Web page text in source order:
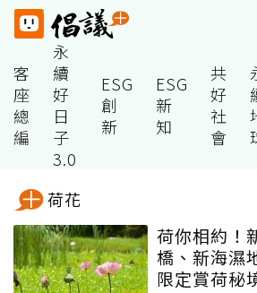
客
座
總
編
永
續
好
日
子
3.0
ESG
創
新
ESG
新
知
共
好
社
會
荷花
荷你相約！
橋、新海濕
限定賞荷秘